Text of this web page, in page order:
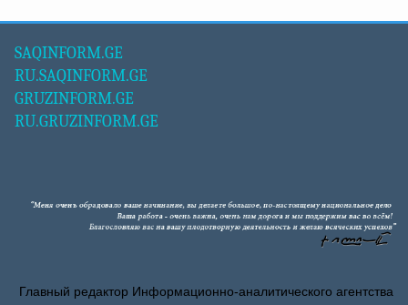
SAQINFORM.GE
RU.SAQINFORM.GE
GRUZINFORM.GE
RU.GRUZINFORM.GE
Главный редактор Информационно-аналитического агентства